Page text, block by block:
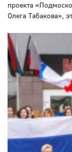
проекта
Олега Табакова»,